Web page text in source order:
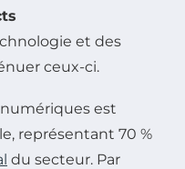
et des
ceux-ci.
est
représentant 70 %
du secteur. Par